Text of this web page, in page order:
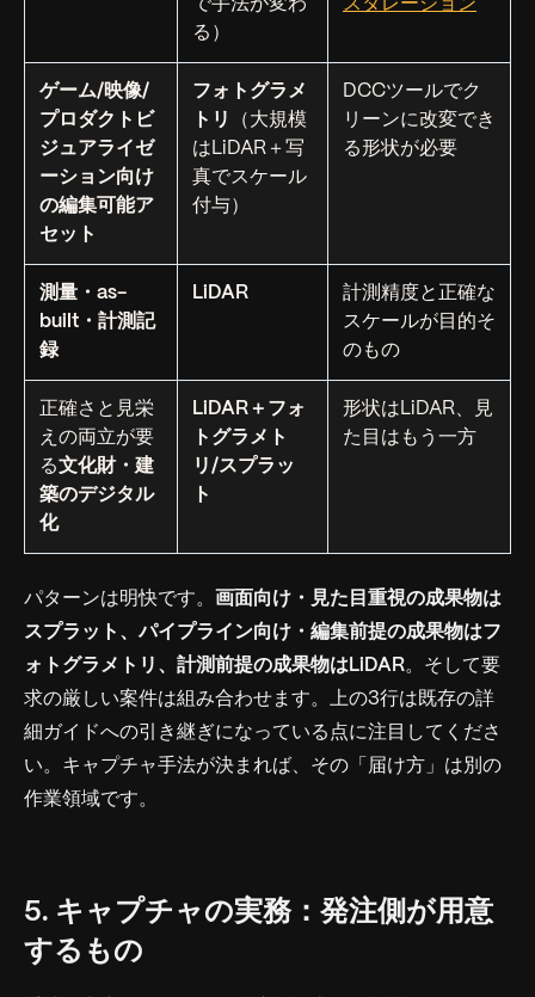
で手法が変わ
る）
スタレーション
ゲーム/映像/
プロダクトビ
ジュアライゼ
ーション向け
の編集可能ア
セット
フォトグラメ
トリ
（大規模
はLiDAR＋写
真でスケール
付与）
DCCツールでク
リーンに改変でき
る形状が必要
測量・as-
built・計測記
録
LiDAR
計測精度と正確な
スケールが目的そ
のもの
正確さと見栄
えの両立が要
る文化財・建
築のデジタル
化
LiDAR＋フォ
トグラメト
リ/スプラッ
ト
形状はLiDAR、見
た目はもう一方
パターンは明快です。 画面向け・見た目重視の成果物は
スプラット、パイプライン向け・編集前提の成果物はフ
ォトグラメトリ、計測前提の成果物はLiDAR。そして要
求の厳しい案件は組み合わせます。上の3行は既存の詳
細ガイドへの引き継ぎになっている点に注目してくださ
い。キャプチャ手法が決まれば、その「届け方」は別の
作業領域です。
5. キャプチャの実務：発注側が用意
するもの